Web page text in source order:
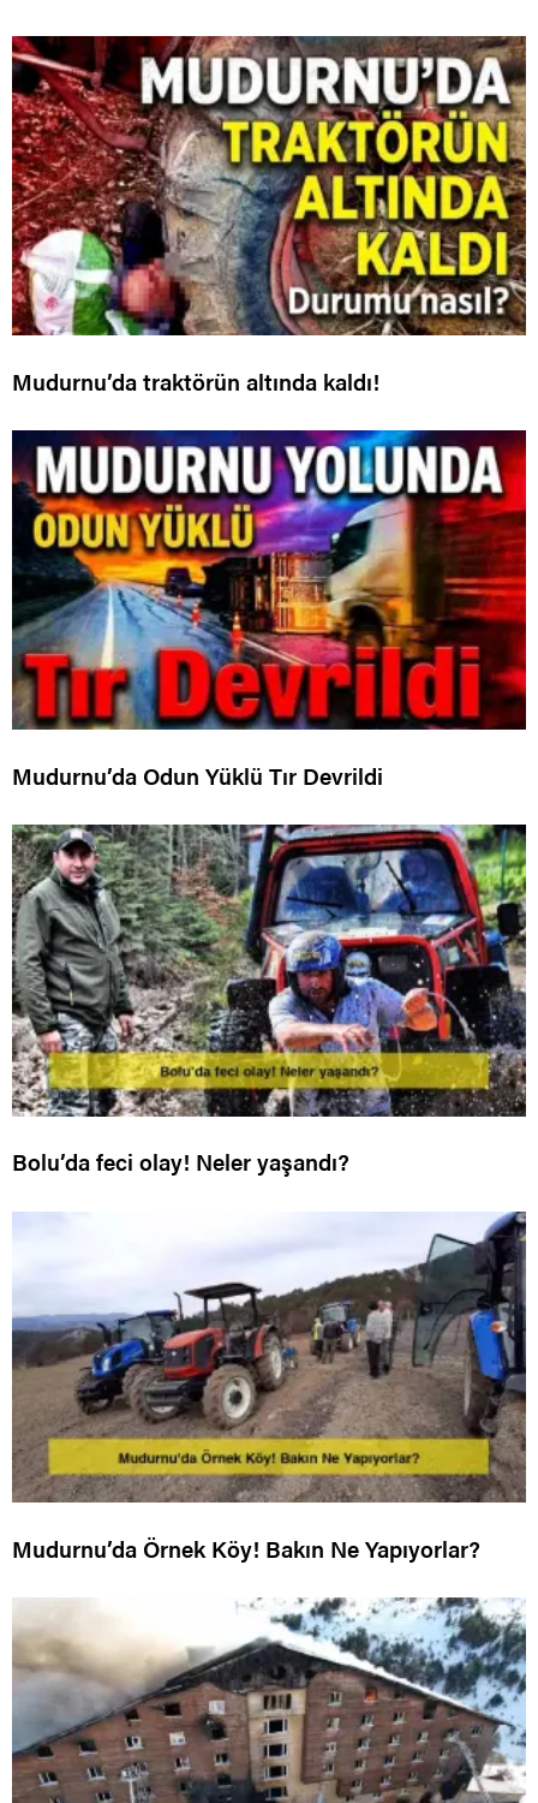
Mudurnu’da traktörün altında kaldı!
Mudurnu’da Odun Yüklü Tır Devrildi
Bolu’da feci olay! Neler yaşandı?
Mudurnu’da Örnek Köy! Bakın Ne Yapıyorlar?